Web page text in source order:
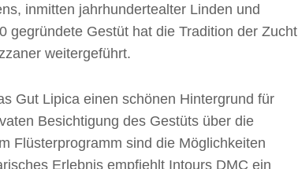
inmitten jahrhundertealter Linden und
gegründete Gestüt hat die Tradition der Zucht
weitergeführt.
Gut Lipica einen schönen Hintergrund für
Besichtigung des Gestüts über die
Flüsterprogramm sind die Möglichkeiten
Erlebnis empfiehlt Intours DMC ein